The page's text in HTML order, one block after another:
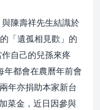
陳壽祥先生結識於
「遺孤相見歡」的
自己的兒孫來疼
年都會在農曆年前會
年亦捐助本家新台
菜金，近日因參與